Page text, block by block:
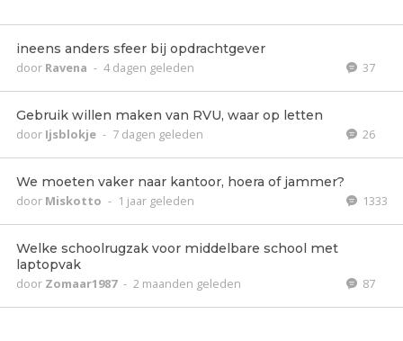
ineens anders sfeer bij opdrachtgever
door Ravena - 4 dagen geleden 37
Gebruik willen maken van RVU, waar op letten
door Ijsblokje - 7 dagen geleden 26
We moeten vaker naar kantoor, hoera of jammer?
door Miskotto - 1 jaar geleden 1333
Welke schoolrugzak voor middelbare school met
laptopvak
door Zomaar1987 - 2 maanden geleden 87